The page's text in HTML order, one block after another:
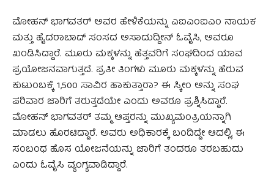
ಮೋಹನ್ ಭಾಗವತರ್ ಅವರ ಹೇಳಿಕೆಯನ್ನು ಎಐಎಂಐಎಂ ನಾಯಕ
ಮತ್ತು ಹೈದರಾಬಾದ್ ಸಂಸದ ಅಸಾದುದ್ದೀನ್ ಓವೈಸಿ, ಅವರೂ
ಖಂಡಿಸಿದ್ದಾರೆ. ಮೂರು ಮಕ್ಕಳನ್ನು ಹೆತ್ತವರಿಗೆ ಸಂಘದಿಂದ ಯಾವ
ಪ್ರಯೋಜನವಾಗುತ್ತದೆ. ಪ್ರತೀ ತಿಂಗಳು ಮೂರು ಮಕ್ಕಳನ್ನು ಹೆರುವ
ಕುಟುಂಬಕ್ಕೆ 1,500 ಸಾವಿರ ಹಾಕುತ್ತಾರಾ? ಈ ಸ್ಕೀಂ ಅನ್ನು ಸಂಘ
ಪರಿವಾರ ಜಾರಿಗೆ ತರುತ್ತದೆಯೇ ಎಂದು ಅವರೂ ಪ್ರಶ್ನಿಸಿದ್ದಾರೆ.
ಮೋಹನ್ ಭಾಗವತರ್ ತಮ್ಮ ಆಪ್ತರನ್ನು ಮುಖ್ಯಮಂತ್ರಿಯನ್ನಾಗಿ
ಮಾಡಲು ಹೊರಟಿದ್ದಾರೆ. ಅವರು ಅಧಿಕಾರಕ್ಕೆ ಬಂದಿದ್ದೇ ಆದಲ್ಲಿ, ಈ
ಸಂಬಂಧ ಹೊಸ ಯೋಜನೆಯನ್ನು ಜಾರಿಗೆ ತಂದರೂ ತರಬಹುದು
ಎಂದು ಓವೈಸಿ ವ್ಯಂಗ್ಯವಾಡಿದ್ದಾರೆ.